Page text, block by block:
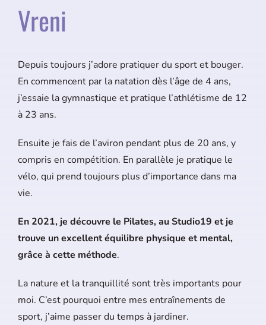
Vreni
Depuis toujours j’adore pratiquer du sport et bouger.
En commencent par la natation dès l’âge de 4 ans,
j’essaie la gymnastique et pratique l’athlétisme de 12
à 23 ans.
Ensuite je fais de l’aviron pendant plus de 20 ans, y
compris en compétition. En parallèle je pratique le
vélo, qui prend toujours plus d’importance dans ma
vie.
En 2021, je découvre le Pilates, au Studio19 et je
trouve un excellent équilibre physique et mental,
grâce à cette méthode.
La nature et la tranquillité sont très importants pour
moi. C’est pourquoi entre mes entraînements de
sport, j’aime passer du temps à jardiner.